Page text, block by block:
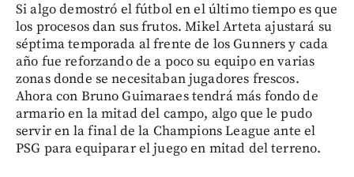
Si algo demostró el fútbol en el último tiempo es que
los procesos dan sus frutos. Mikel Arteta ajustará su
séptima temporada al frente de los Gunners y cada
año fue reforzando de a poco su equipo en varias
zonas donde se necesitaban jugadores frescos.
Ahora con Bruno Guimaraes tendrá más fondo de
armario en la mitad del campo, algo que le pudo
servir en la final de la Champions League ante el
PSG para equiparar el juego en mitad del terreno.